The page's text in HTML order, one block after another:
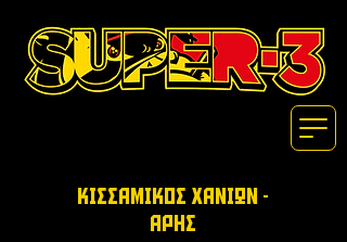
κιΣΣΑΜΙΚΟΣ ΧΑΝΙΩΝ -
ΑΡΗΣ